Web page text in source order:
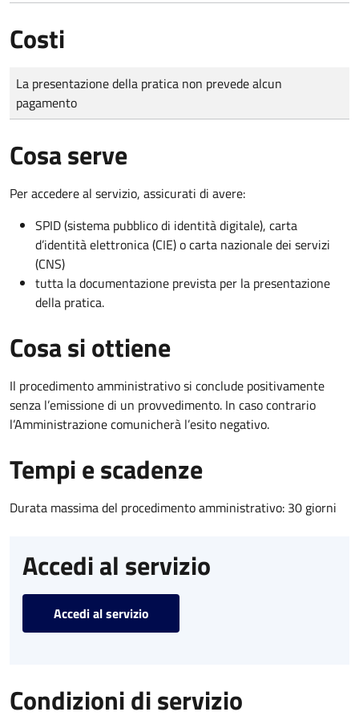
Costi
Tipo di pagamento
Importo
La presentazione della pratica non prevede alcun
pagamento
Cosa serve
Per accedere al servizio, assicurati di avere:
SPID (sistema pubblico di identità digitale), carta
d’identità elettronica (CIE) o carta nazionale dei servizi
(CNS)
tutta la documentazione prevista per la presentazione
della pratica.
Cosa si ottiene
Il procedimento amministrativo si conclude positivamente
senza l’emissione di un provvedimento. In caso contrario
l’Amministrazione comunicherà l’esito negativo.
Tempi e scadenze
Durata massima del procedimento amministrativo: 30 giorni
Accedi al servizio
Accedi al servizio
Condizioni di servizio